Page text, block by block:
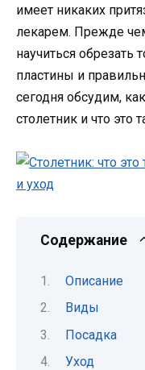
имеет никаких
лекарем. Прежде
научиться
пластины и
сегодня обсудим,
столетник и что это
Содержание
Описание
Виды
Посадка
Уход